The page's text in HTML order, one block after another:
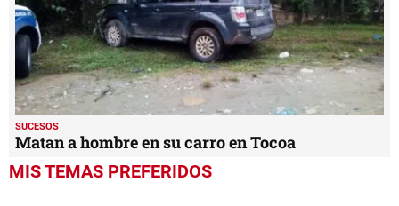
SUCESOS
Matan a hombre en su carro en Tocoa
MIS TEMAS PREFERIDOS